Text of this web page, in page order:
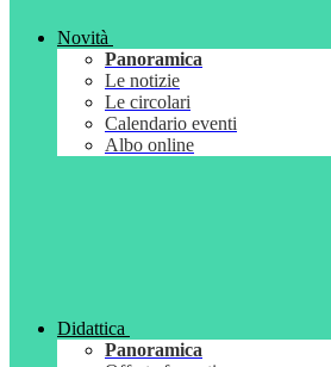
Novità
Panoramica
Le notizie
Le circolari
Calendario eventi
Albo online
Didattica
Panoramica